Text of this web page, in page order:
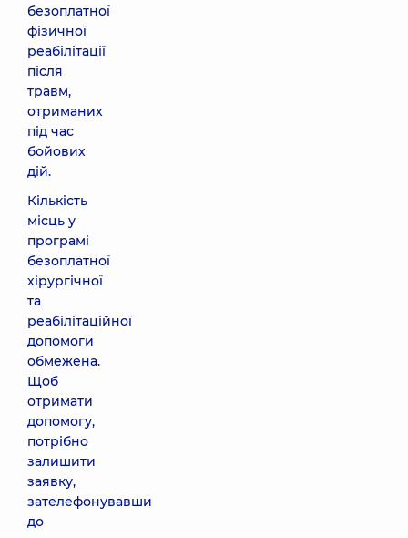
безоплатної
фізичної
реабілітації
після
травм,
отриманих
під час
бойових
дій.
Кількість
місць у
програмі
безоплатної
хірургічної
та
реабілітаційної
допомоги
обмежена.
Щоб
отримати
допомогу,
потрібно
залишити
заявку,
зателефонувавши
до